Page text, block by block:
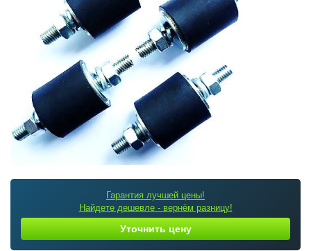
Гарантия лучшей цены!
Найдете дешевле - вернём разницу!
Уточнить цену